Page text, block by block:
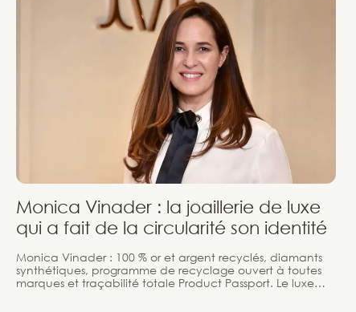
Monica Vinader : la joaillerie de luxe
qui a fait de la circularité son identité
Monica Vinader : 100 % or et argent recyclés, diamants
synthétiques, programme de recyclage ouvert à toutes
marques et traçabilité totale Product Passport. Le luxe